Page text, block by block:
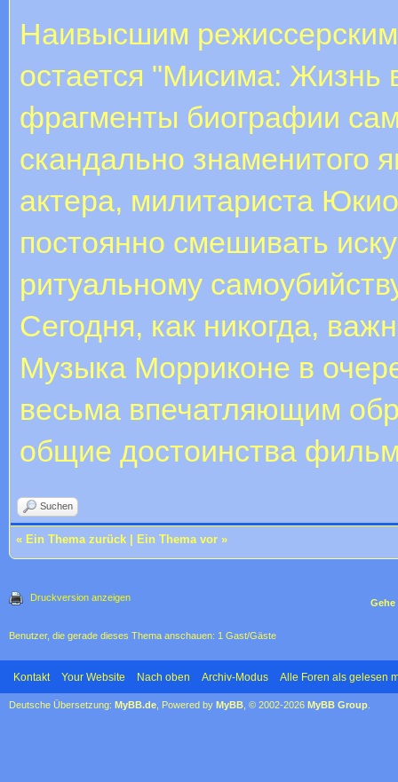
Наивысшим
остается "Мисима: Жизнь
фрагменты биографии
скандально знаменитого
актера, милитариста
постоянно смешивать
ритуальному
Сегодня, как никогда,
Музыка Морриконе в
весьма впечатляющим
общие достоинства
Suchen
« Ein Thema zurück Ein Thema vor »
Druckversion anzeigen Gehe
Benutzer, die gerade dieses Thema anschauen: 1 Gast/Gäste
Kontakt Your Website Nach oben Archiv-Modus Alle Foren als gelesen
Deutsche Übersetzung: MyBB.de , Powered by MyBB , © 2002-2026 MyBB Group